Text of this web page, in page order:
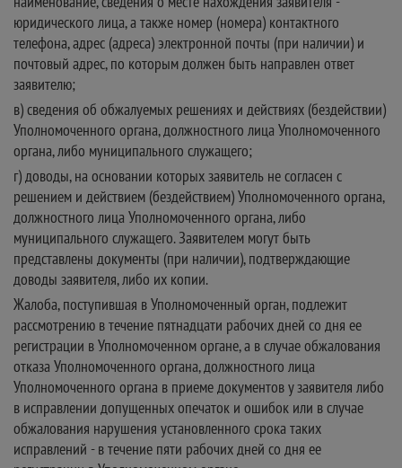
юридического лица, а также номер (номера) контактного
телефона, адрес (адреса) электронной почты (при наличии) и
почтовый адрес, по которым должен быть направлен ответ
заявителю;
в) сведения об обжалуемых решениях и действиях (бездействии)
Уполномоченного органа, должностного лица Уполномоченного
органа, либо муниципального служащего;
г) доводы, на основании которых заявитель не согласен с
решением и действием (бездействием) Уполномоченного органа,
должностного лица Уполномоченного органа, либо
муниципального служащего. Заявителем могут быть
представлены документы (при наличии), подтверждающие
доводы заявителя, либо их копии.
Жалоба, поступившая в Уполномоченный орган, подлежит
рассмотрению в течение пятнадцати рабочих дней со дня ее
регистрации в Уполномоченном органе, а в случае обжалования
отказа Уполномоченного органа, должностного лица
Уполномоченного органа в приеме документов у заявителя либо
в исправлении допущенных опечаток и ошибок или в случае
обжалования нарушения установленного срока таких
исправлений - в течение пяти рабочих дней со дня ее